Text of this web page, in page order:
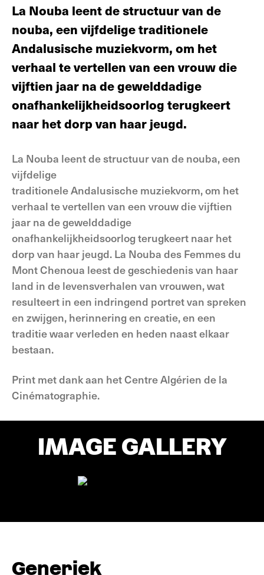
La Nouba leent de structuur van de
nouba, een vijfdelige traditionele
Andalusische muziekvorm, om het
verhaal te vertellen van een vrouw die
vijftien jaar na de gewelddadige
onafhankelijkheidsoorlog terugkeert
naar het dorp van haar jeugd.
La Nouba leent de structuur van de nouba, een
vijfdelige
traditionele Andalusische muziekvorm, om het
verhaal te vertellen van een vrouw die vijftien
jaar na de gewelddadige
onafhankelijkheidsoorlog terugkeert naar het
dorp van haar jeugd. La Nouba des Femmes du
Mont Chenoua leest de geschiedenis van haar
land in de levensverhalen van vrouwen, wat
resulteert in een indringend portret van spreken
en zwijgen, herinnering en creatie, en een
traditie waar verleden en heden naast elkaar
bestaan.
Print met dank aan het Centre Algérien de la
Cinématographie.
IMAGE GALLERY
Generiek